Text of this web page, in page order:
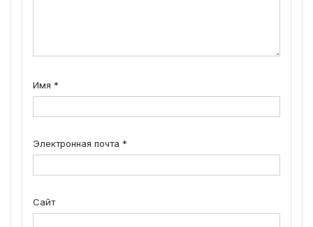
Имя *
Электронная почта *
Сайт